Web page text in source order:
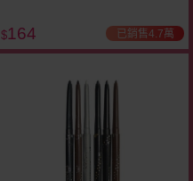
$164 已銷售4.7萬